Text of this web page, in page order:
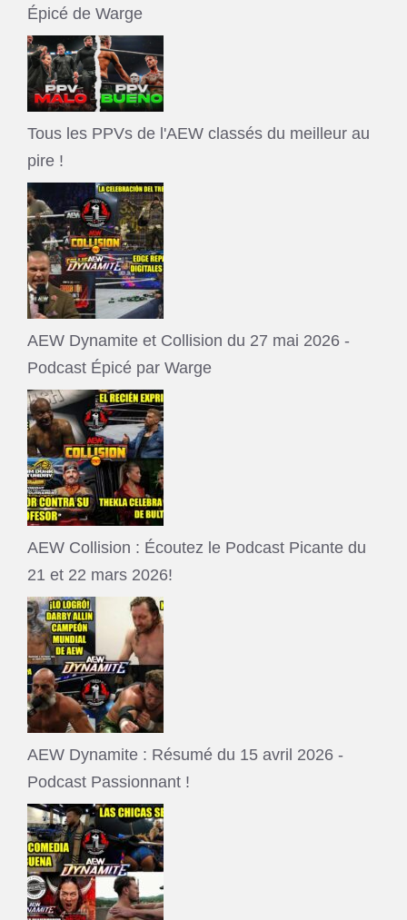
Épicé de Warge
Tous les PPVs de l'AEW classés du meilleur au
pire !
AEW Dynamite et Collision du 27 mai 2026 -
Podcast Épicé par Warge
AEW Collision : Écoutez le Podcast Picante du
21 et 22 mars 2026!
AEW Dynamite : Résumé du 15 avril 2026 -
Podcast Passionnant !